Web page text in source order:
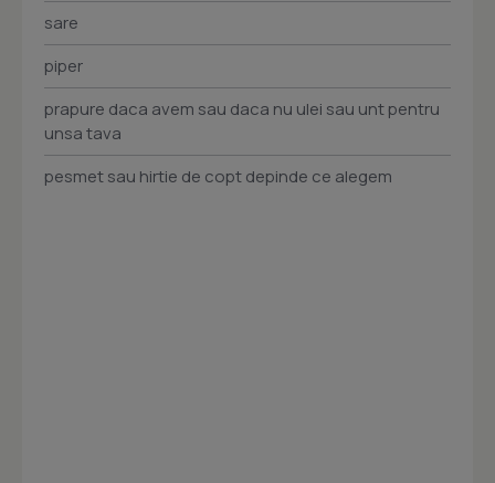
sare
piper
prapure daca avem sau daca nu ulei sau unt pentru
unsa tava
pesmet sau hirtie de copt depinde ce alegem